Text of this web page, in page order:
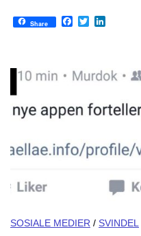
Share Facebook
Twitter
SOSIALE MEDIER / SVINDEL